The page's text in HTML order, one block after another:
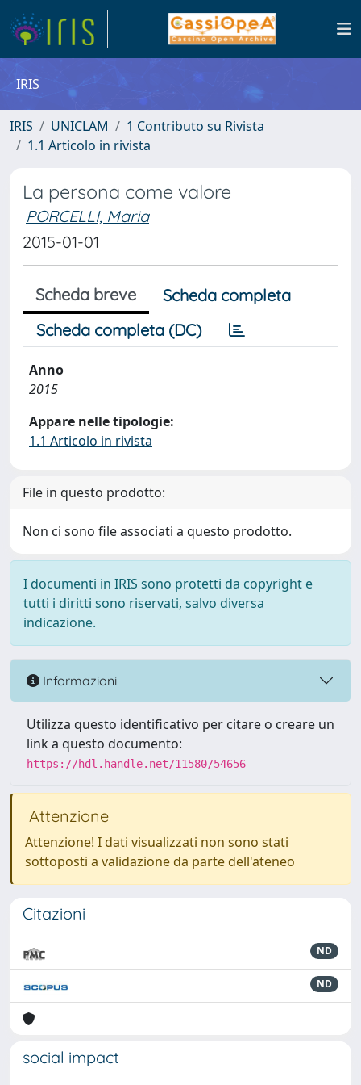
IRIS
IRIS UNICLAM
1 Contributo su Rivista
1.1 Articolo in rivista
La persona come valore
PORCELLI, Maria
2015-01-01
Scheda breve
Scheda completa
Scheda completa (DC)
Anno
2015
Appare nelle tipologie:
1.1 Articolo in rivista
File in questo prodotto:
Non ci sono file associati a questo prodotto.
I documenti in IRIS sono protetti da copyright e
tutti i diritti sono riservati, salvo diversa
indicazione.
Informazioni
Utilizza questo identificativo per citare o creare un
link a questo documento:
https://hdl.handle.net/11580/54656
Attenzione
Attenzione! I dati visualizzati non sono stati
sottoposti a validazione da parte dell'ateneo
Citazioni
ND
ND
social impact